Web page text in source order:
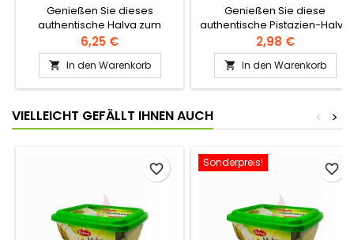
Genießen Sie dieses
authentische Halva zum
Frühstück oder als Snack!
Zutaten: Sesamcreme,
Zucker, modifiziertes Raps-
und Palmöl, Halawa-Extrakt,
künstliches Aroma,
Geranienessenz
6,25 €
 In den Warenkorb
Genießen Sie diese
authentische Pistazien-Halva
zum Frühstück oder als
Snack! Zutaten:
Sesamcreme, Zucker,
Pistazien, modifiziertes Raps-
künstliches Aroma,
2,98 €
 In den Warenkorb
VIELLEICHT GEFÄLLT IHNEN AUCH >
<
favorite_border Sonderpreis! favorite_border